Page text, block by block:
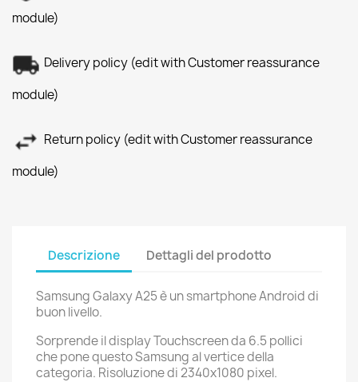
module)
Delivery policy (edit with Customer reassurance
module)
Return policy (edit with Customer reassurance
module)
Descrizione Dettagli del prodotto
Samsung Galaxy A25 è un smartphone Android di
buon livello.
Sorprende il display Touchscreen da 6.5 pollici
che pone questo Samsung al vertice della
categoria. Risoluzione di 2340x1080 pixel.